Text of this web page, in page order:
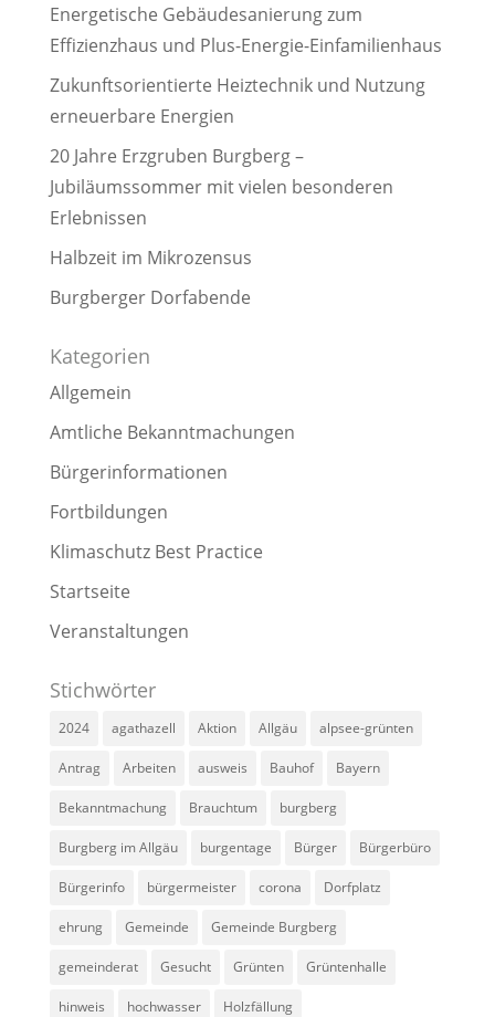
Energetische Gebäudesanierung zum
Effizienzhaus und Plus-Energie-Einfamilienhaus
Zukunftsorientierte Heiztechnik und Nutzung
erneuerbare Energien
20 Jahre Erzgruben Burgberg –
Jubiläumssommer mit vielen besonderen
Erlebnissen
Halbzeit im Mikrozensus
Burgberger Dorfabende
Kategorien
Allgemein
Amtliche Bekanntmachungen
Bürgerinformationen
Fortbildungen
Klimaschutz Best Practice
Startseite
Veranstaltungen
Stichwörter
2024 agathazell Aktion Allgäu alpsee-grünten
Antrag Arbeiten ausweis Bauhof Bayern
Bekanntmachung Brauchtum burgberg
Burgberg im Allgäu burgentage Bürger Bürgerbüro
Bürgerinfo bürgermeister corona Dorfplatz
ehrung Gemeinde Gemeinde Burgberg
gemeinderat Gesucht Grünten Grüntenhalle
hinweis hochwasser Holzfällung